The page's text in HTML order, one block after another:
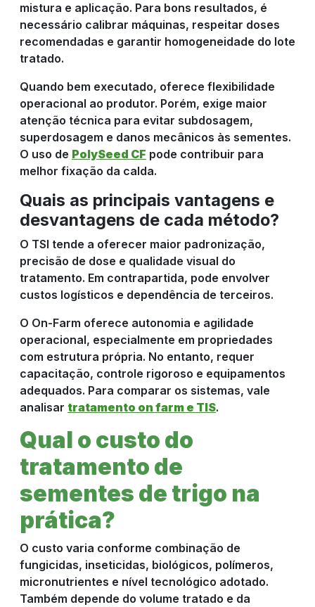
mistura e aplicação. Para bons resultados, é
necessário calibrar máquinas, respeitar doses
recomendadas e garantir homogeneidade do lote
tratado.
Quando bem executado, oferece flexibilidade
operacional ao produtor. Porém, exige maior
atenção técnica para evitar subdosagem,
superdosagem e danos mecânicos às sementes.
O uso de PolySeed CF pode contribuir para
melhor fixação da calda.
Quais as principais vantagens e
desvantagens de cada método?
O TSI tende a oferecer maior padronização,
precisão de dose e qualidade visual do
tratamento. Em contrapartida, pode envolver
custos logísticos e dependência de terceiros.
O On-Farm oferece autonomia e agilidade
operacional, especialmente em propriedades
com estrutura própria. No entanto, requer
capacitação, controle rigoroso e equipamentos
adequados. Para comparar os sistemas, vale
analisar tratamento on farm e TIS.
Qual o custo do
tratamento de
sementes de trigo na
prática?
O custo varia conforme combinação de
fungicidas, inseticidas, biológicos, polímeros,
micronutrientes e nível tecnológico adotado.
Também depende do volume tratado e da